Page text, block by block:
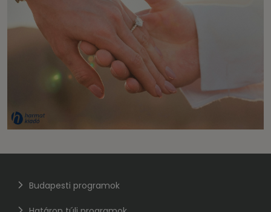
Budapesti programok